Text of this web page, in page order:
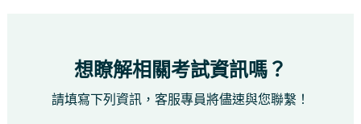
想瞭解相關考試資訊嗎？
請填寫下列資訊，客服專員將儘速與您聯繫！